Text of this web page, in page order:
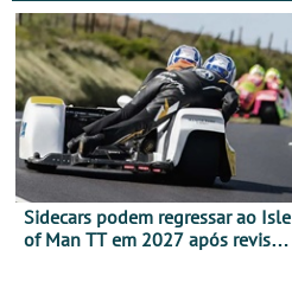
Sidecars podem regressar ao Isle
of Man TT em 2027 após revisão